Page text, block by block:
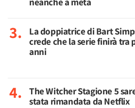
La doppiatrice di Bart
crede che la serie finirà tra
anni
The Witcher Stagione 5
stata rimandata da Netflix